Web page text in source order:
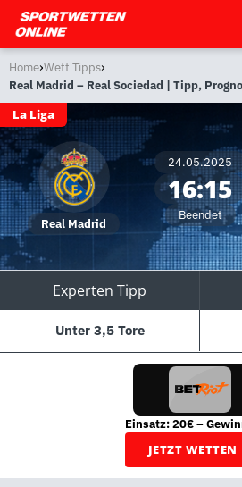
Home›Wett Tipps›
Real Madrid – Real Sociedad | Tipp,
La Liga
Real Madrid
24.05.2025
16:15
Beendet
Experten Tipp
Unter 3,5 Tore
Einsatz: 20€ –
JETZT WETTEN